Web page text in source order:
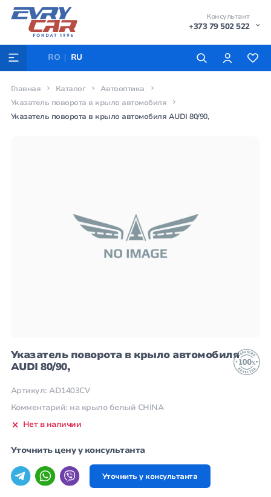
Консультант
+373 79 502 522
RO RU
Главная Каталог
Автооптика
Указатель поворота в крыло автомобиля
Указатель поворота в крыло автомобиля AUDI 80/90,
Указатель поворота в крыло автомобиля
AUDI 80/90,
Артикул: AD1403CV
Комментарий: на крыло белый CHINA
Нет в наличии
Уточнить цену у консультанта
Уточнить у консультанта